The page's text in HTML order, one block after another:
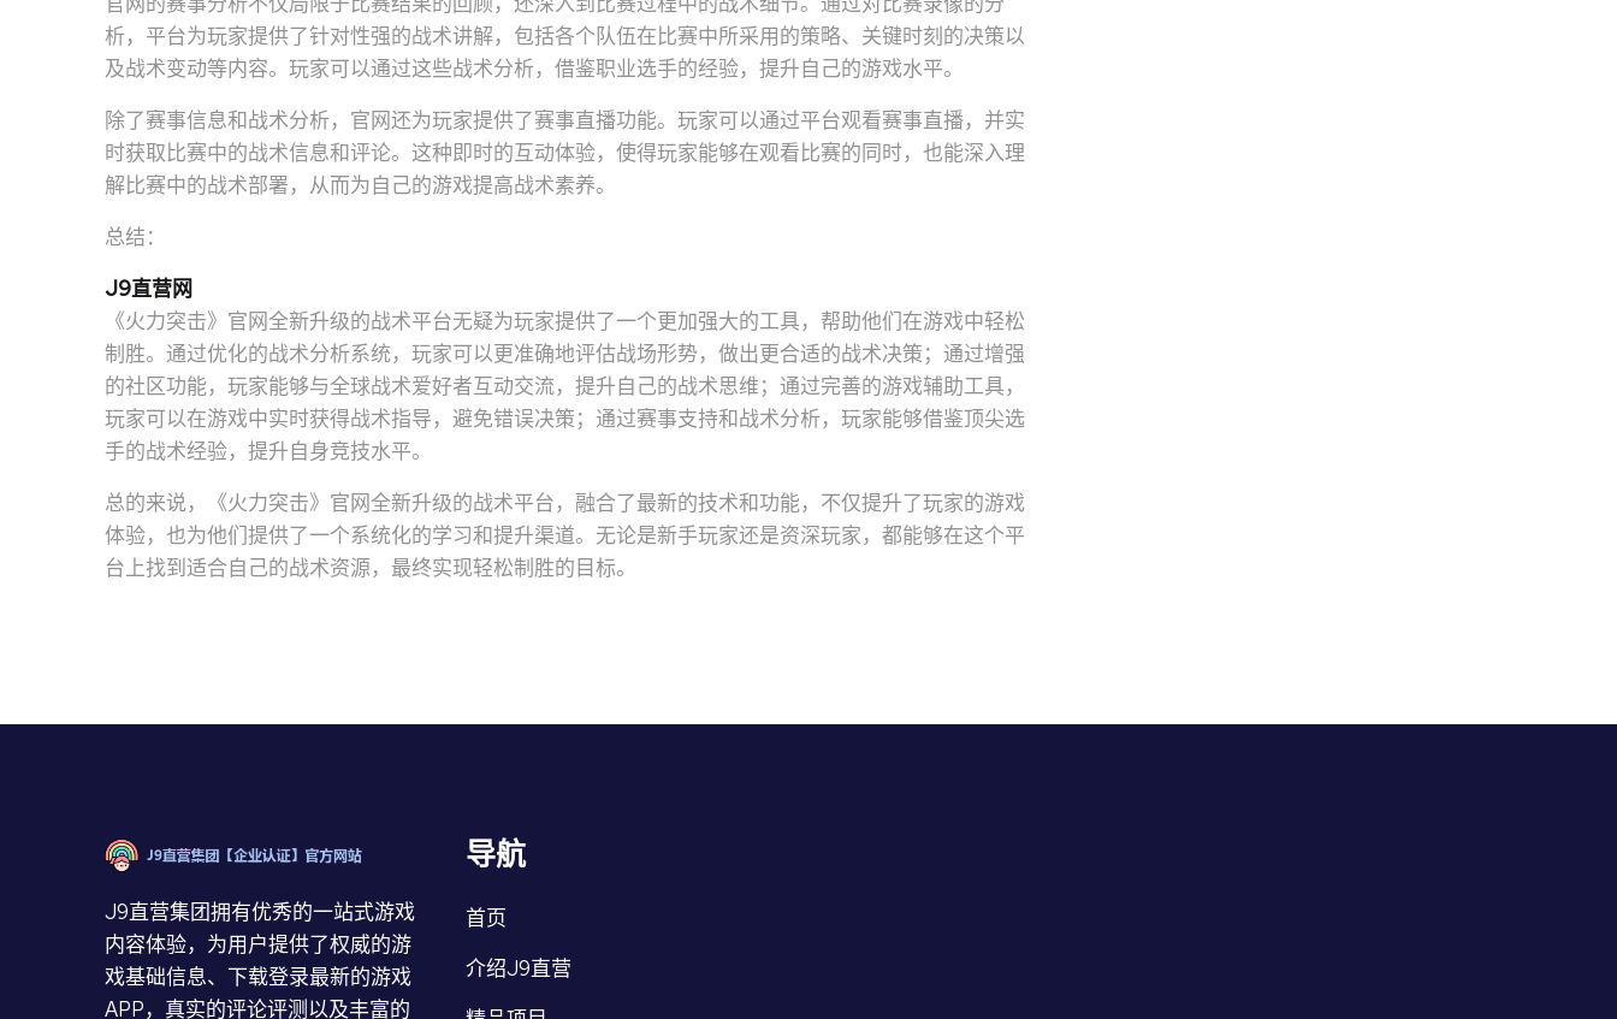
析，平台为玩家提供了针对性强的战术讲解，包括各个队伍在比赛中所采用的策略、关键时刻的决策以
及战术变动等内容。玩家可以通过这些战术分析，借鉴职业选手的经验，提升自己的游戏水平。
除了赛事信息和战术分析，官网还为玩家提供了赛事直播功能。玩家可以通过平台观看赛事直播，并实
时获取比赛中的战术信息和评论。这种即时的互动体验，使得玩家能够在观看比赛的同时，也能深入理
解比赛中的战术部署，从而为自己的游戏提高战术素养。
总结：
J9直营网
《火力突击》官网全新升级的战术平台无疑为玩家提供了一个更加强大的工具，帮助他们在游戏中轻松
制胜。通过优化的战术分析系统，玩家可以更准确地评估战场形势，做出更合适的战术决策；通过增强
的社区功能，玩家能够与全球战术爱好者互动交流，提升自己的战术思维；通过完善的游戏辅助工具，
玩家可以在游戏中实时获得战术指导，避免错误决策；通过赛事支持和战术分析，玩家能够借鉴顶尖选
手的战术经验，提升自身竞技水平。
总的来说，《火力突击》官网全新升级的战术平台，融合了最新的技术和功能，不仅提升了玩家的游戏
体验，也为他们提供了一个系统化的学习和提升渠道。无论是新手玩家还是资深玩家，都能够在这个平
台上找到适合自己的战术资源，最终实现轻松制胜的目标。
J9直营集团拥有优秀的一站式游戏
内容体验，为用户提供了权威的游
戏基础信息、下载登录最新的游戏
APP，真实的评论评测以及丰富的
导航
首页
介绍J9直营